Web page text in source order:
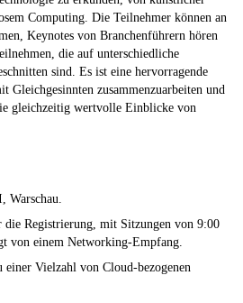
Computing. Die Teilnehmer können an
Keynotes von Branchenführern hören
die auf unterschiedliche
sind. Es ist eine hervorragende
Gleichgesinnten zusammenzuarbeiten und
gleichzeitig wertvolle Einblicke von
Warschau.
Registrierung, mit Sitzungen von 9:00
von einem Networking-Empfang.
einer Vielzahl von Cloud-bezogenen